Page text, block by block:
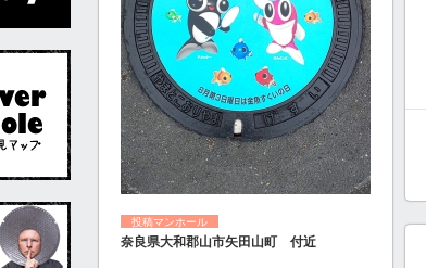
投稿マンホール
奈良県大和郡山市矢田山町 付近